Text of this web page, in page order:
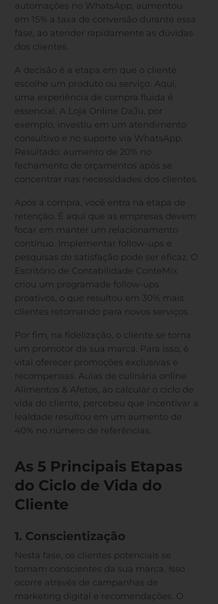
automações no WhatsApp, aumentou
em 15% a taxa de conversão durante essa
fase, ao atender rapidamente as dúvidas
dos clientes.
A decisão é a etapa em que o cliente
escolhe um produto ou serviço. Aqui,
uma experiência de compra fluida é
essencial. A Loja Online DaJu, por
exemplo, investiu em um atendimento
consultivo e no suporte via WhatsApp.
Resultado: aumento de 20% no
fechamento de orçamentos após se
concentrar nas necessidades dos clientes.
Após a compra, você entra na etapa de
retenção. É aqui que as empresas devem
focar em manter um relacionamento
contínuo. Implementar follow-ups e
pesquisas de satisfação pode ser eficaz. O
Escritório de Contabilidade ConteMix
criou um programade follow-ups
proativos, o que resultou em 30% mais
clientes retornando para novos serviços.
Por fim, na fidelização, o cliente se torna
um promotor da sua marca. Para isso, é
vital oferecer promoções exclusivas e
recompensas. Aulas de culinária online
Alimentos & Afetos, ao calcular o ciclo de
vida do cliente, percebeu que incentivar a
lealdade resultou em um aumento de
40% no número de referências.
As 5 Principais Etapas
do Ciclo de Vida do
Cliente
1. Conscientização
Nesta fase, os clientes potenciais se
tornam conscientes da sua marca. Isso
ocorre através de campanhas de
marketing digital e recomendações. O